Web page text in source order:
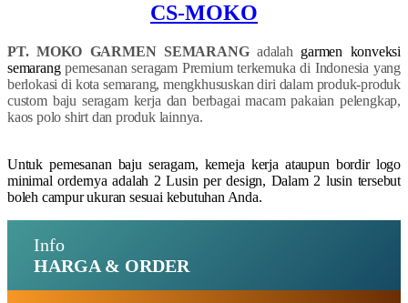
CS-MOKO
PT. MOKO GARMEN SEMARANGadalah garmen konveksi
semarangpemesanan seragam Premium terkemuka di Indonesia yang
berlokasi di kota semarang, mengkhususkan diri dalam produk-produk
custom baju seragam kerja dan berbagai macam pakaian pelengkap,
kaos polo shirt dan produk lainnya.
Untuk pemesanan baju seragam, kemeja kerja ataupun bordir logo
minimal ordernya adalah 2 Lusin per design, Dalam 2 lusin tersebut
boleh campur ukuran sesuai kebutuhan Anda.
Info
HARGA & ORDER